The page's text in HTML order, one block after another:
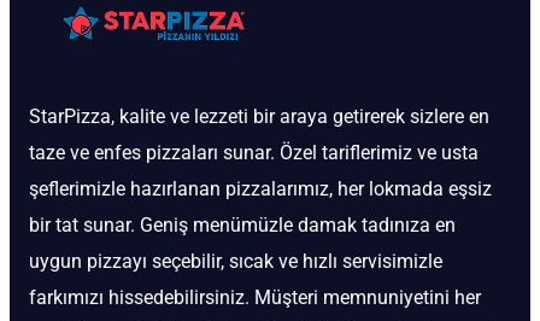
StarPizza, kalite ve lezzeti bir araya getirerek sizlere en
taze ve enfes pizzaları sunar. Özel tariflerimiz ve usta
şeflerimizle hazırlanan pizzalarımız, her lokmada eşsiz
bir tat sunar. Geniş menümüzle damak tadınıza en
uygun pizzayı seçebilir, sıcak ve hızlı servisimizle
farkımızı hissedebilirsiniz. Müşteri memnuniyetini her